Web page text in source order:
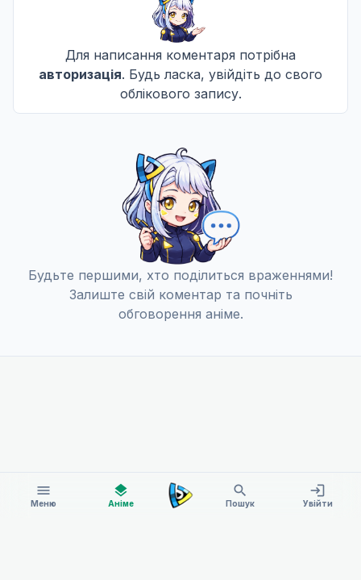
menu
Меню
layers
Аніме
search
Пошук
login
Увійти
Для написання коментаря потрібна
авторизація. Будь ласка, увійдіть до свого
облікового запису.
Будьте першими, хто поділиться враженнями!
Залиште свій коментар та почніть
обговорення аніме.